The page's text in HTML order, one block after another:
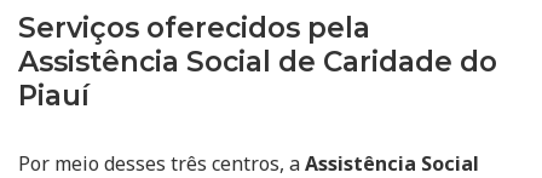
Serviços oferecidos pela
Assistência Social de Caridade do
Piauí
Por meio desses três centros, aAssistência Social